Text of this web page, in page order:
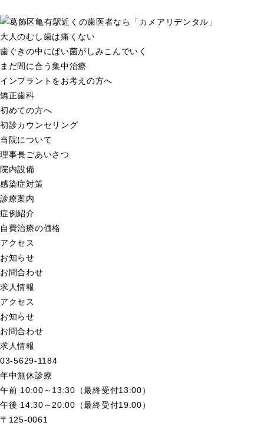
大人のむし歯は痛くない
歯ぐきの中にばい菌がしみこんでいく
まだ間に合う集中治療
インプラントをお考えの方へ
矯正歯科
初めての方へ
初診カウンセリング
当院について
理事長ごあいさつ
院内設備
感染症対策
診療案内
症例紹介
自費治療の価格
アクセス
お知らせ
お問合わせ
求人情報
アクセス
お知らせ
お問合わせ
求人情報
03-5629-1184
年中無休診療
午前 10:00～13:30（最終受付13:00）
午後 14:30～20:00（最終受付19:00）
〒125-0061